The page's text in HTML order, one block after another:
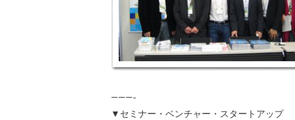
———-
▼セミナー・ベンチャー・スタートアップ